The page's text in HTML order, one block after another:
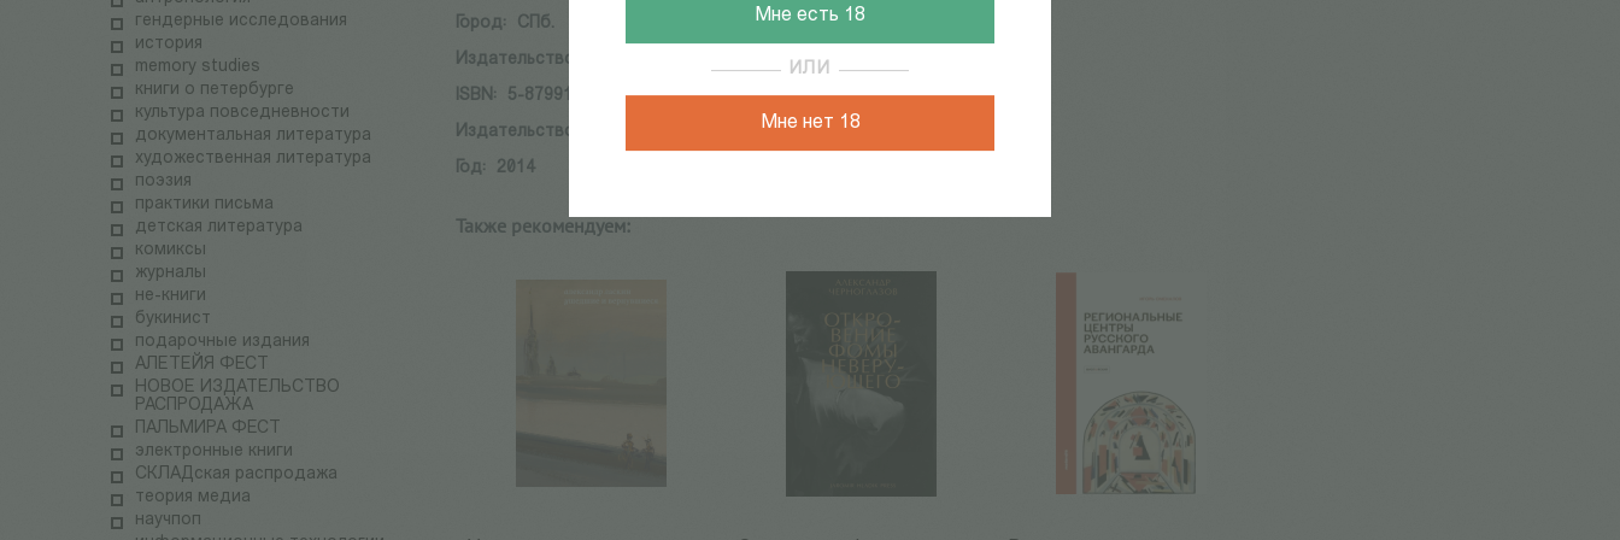
Мне есть 18
ИЛИ
Мне нет 18
гендерные исследования
история
memory studies
книги о петербурге
культура повседневности
документальная литература
художественная литература
поэзия
практики письма
детская литература
комиксы
журналы
не-книги
букинист
подарочные издания
АЛЕТЕЙЯ ФЕСТ
НОВОЕ ИЗДАТЕЛЬСТВО
РАСПРОДАЖА
ПАЛЬМИРА ФЕСТ
электронные книги
СКЛАДская распродажа
теория медиа
научпоп
Город:
СПб.
Издательство:
Изд-во им. Н.И. Новикова
ISBN:
5-87991-119-0
Издательство:
Изд-во им. Н.И. Новикова
Год:
2014
Также рекомендуем: